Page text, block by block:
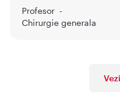
Profesor
Chirurgie generala